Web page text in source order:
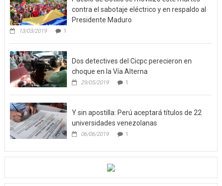
contra el sabotaje eléctrico y en respaldo al
Presidente Maduro
13/03/2019 1
Dos detectives del Cicpc perecieron en
choque en la Vía Alterna
29/05/2019 1
Y sin apostilla: Perú aceptará títulos de 22
universidades venezolanas
06/06/2019 1